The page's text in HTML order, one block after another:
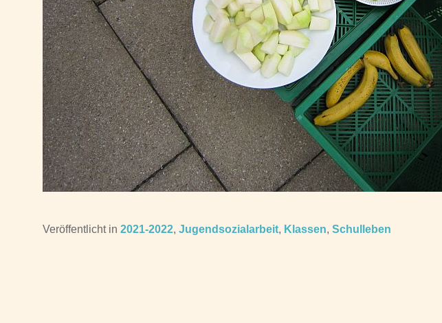
Veröffentlicht in 2021-2022, Jugendsozialarbeit, Klassen, Schulleben